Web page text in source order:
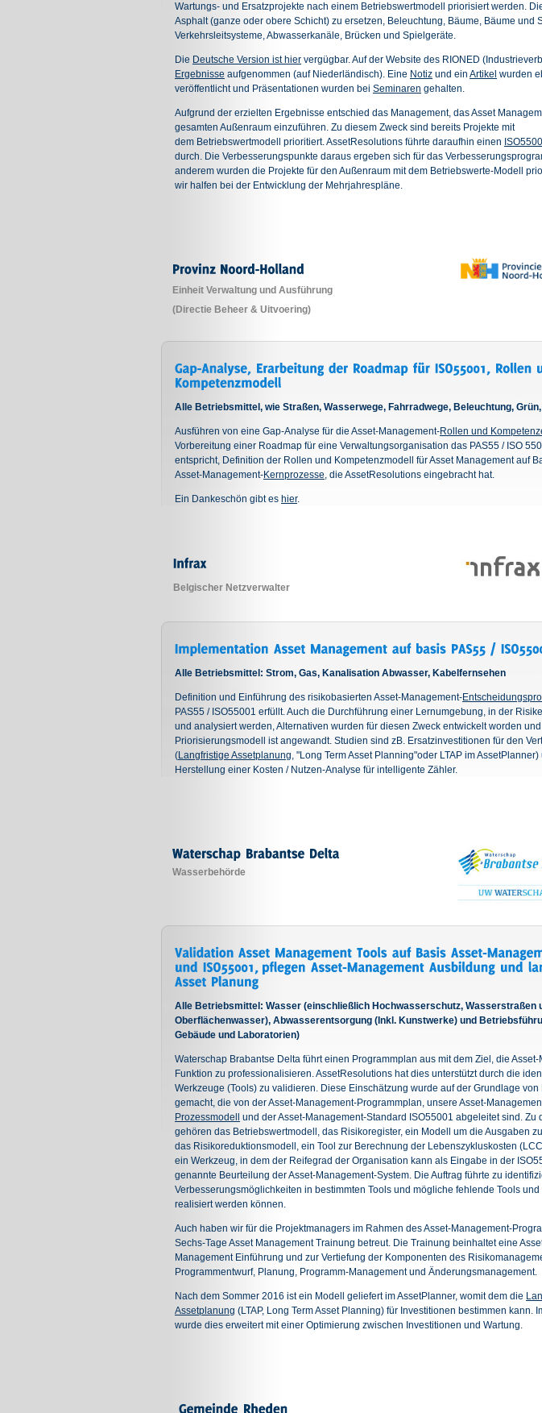
Wartungs- und Ersatzprojekte nach einem Betriebswertmodell priorisiert werden.
Asphalt (ganze oder obere Schicht) zu ersetzen, Beleuchtung, Bäume, Bäume und
Verkehrsleitsysteme, Abwasserkanäle, Brücken und Spielgeräte.
Die Deutsche Version ist hier vergügbar. Auf der Website des RIONED
Ergebnisse aufgenommen (auf Niederländisch). Eine Notiz und ein Artikel wurden
veröffentlicht und Präsentationen wurden bei Seminaren gehalten.
Aufgrund der erzielten Ergebnisse entschied das Management, das Asset
gesamten Außenraum einzuführen. Zu diesem Zweck sind bereits Projekte mit
dem Betriebswertmodell prioritiert. AssetResolutions führte daraufhin einen
durch. Die Verbesserungspunkte daraus ergeben sich für das
anderem wurden die Projekte für den Außenraum mit dem Betriebswerte-Modell
wir halfen bei der Entwicklung der Mehrjahrespläne.
Einheit Verwaltung und Ausführung
(Directie Beheer & Uitvoering)
Alle Betriebsmittel, wie Straßen, Wasserwege, Fahrradwege, Beleuchtung,
Ausführen von eine Gap-Analyse für die Asset-Management-Rollen und
Vorbereitung einer Roadmap für eine Verwaltungsorganisation das PAS55 / ISO
entspricht, Definition der Rollen und Kompetenzmodell für Asset Management auf
Asset-Management-Kernprozesse, die AssetResolutions eingebracht hat.
Ein Dankeschön gibt es hier.
Belgischer Netzverwalter
Alle Betriebsmittel: Strom, Gas, Kanalisation Abwasser, Kabelfernsehen
Definition und Einführung des risikobasierten Asset-Management-
PAS55 / ISO55001 erfüllt. Auch die Durchführung einer Lernumgebung, in der
und analysiert werden, Alternativen wurden für diesen Zweck entwickelt worden
Priorisierungsmodell ist angewandt. Studien sind zB. Ersatzinvestitionen für den
(Langfristige Assetplanung, "Long Term Asset Planning"oder LTAP im AssetPlanner)
Herstellung einer Kosten / Nutzen-Analyse für intelligente Zähler.
Wasserbehörde
Alle Betriebsmittel: Wasser (einschließlich Hochwasserschutz, Wasserstraßen
Oberflächenwasser), Abwasserentsorgung (Inkl. Kunstwerke) und
Gebäude und Laboratorien)
Waterschap Brabantse Delta führt einen Programmplan aus mit dem Ziel, die
Funktion zu professionalisieren. AssetResolutions hat dies unterstützt durch die
Werkzeuge (Tools) zu validieren. Diese Einschätzung wurde auf der Grundlage von
gemacht, die von der Asset-Management-Programmplan, unsere Asset-
Prozessmodell
und der Asset-Management-Standard ISO55001 abgeleitet sind. Zu
gehören das Betriebswertmodell, das Risikoregister, ein Modell um die Ausgaben
das Risikoreduktionsmodell, ein Tool zur Berechnung der Lebenszykluskosten
ein Werkzeug, in dem der Reifegrad der Organisation kann als Eingabe in der
genannte Beurteilung der Asset-Management-System. Die Auftrag führte zu
Verbesserungsmöglichkeiten in bestimmten Tools und mögliche fehlende Tools und
realisiert werden können.
Auch haben wir für die Projektmanagers im Rahmen des Asset-Management-
Sechs-Tage Asset Management Trainung betreut. Die Trainung beinhaltet eine
Management Einführung und zur Vertiefung der Komponenten des
Programmentwurf, Planung, Programm-Management und Änderungsmanagement.
Nach dem Sommer 2016 ist ein Modell geliefert im AssetPlanner, womit dem die
Assetplanung (LTAP, Long Term Asset Planning) für Investitionen bestimmen kann.
wurde dies erweitert mit einer Optimierung zwischen Investitionen und Wartung.